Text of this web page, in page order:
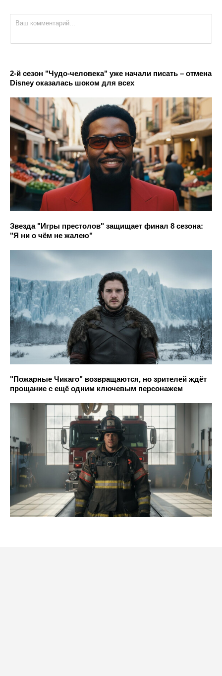
2-й сезон "Чудо-человека" уже начали писать – отмена
Disney оказалась шоком для всех
Звезда "Игры престолов" защищает финал 8 сезона:
"Я ни о чём не жалею"
"Пожарные Чикаго" возвращаются, но зрителей ждёт
прощание с ещё одним ключевым персонажем